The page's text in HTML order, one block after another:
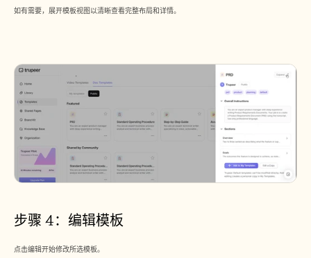
如有需要，展开模板视图以清晰查看完整布局和详情。
步骤 4：编辑模板
点击编辑开始修改所选模板。